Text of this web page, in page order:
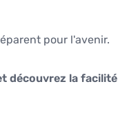
pour l'avenir.
découvrez la facilité